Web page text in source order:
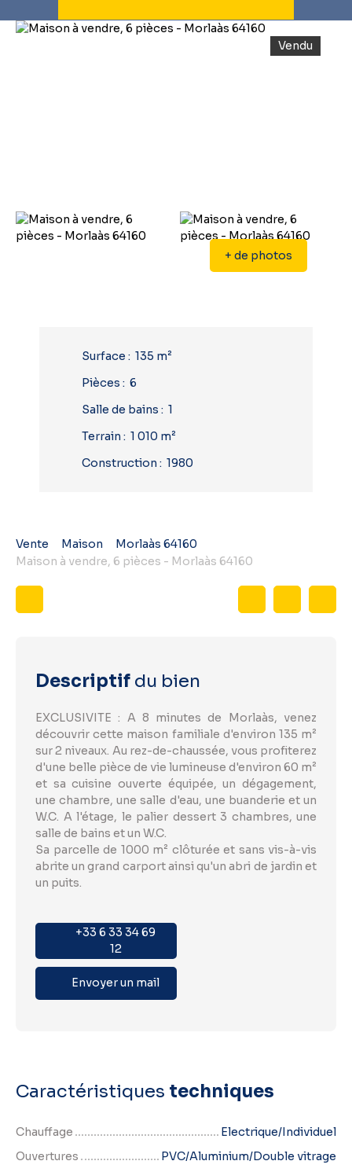
Vendu
+ de photos
Surface : 135 m²
Pièces : 6
Salle de bains : 1
Terrain : 1 010 m²
Construction : 1980
Vente Maison
Morlaàs 64160
Maison à vendre, 6 pièces - Morlaàs 64160
Descriptif du bien
EXCLUSIVITE : A 8 minutes de Morlaàs, venez
découvrir cette maison familiale d'environ 135 m²
sur 2 niveaux. Au rez-de-chaussée, vous profiterez
d'une belle pièce de vie lumineuse d'environ 60 m²
et sa cuisine ouverte équipée, un dégagement,
une chambre, une salle d'eau, une buanderie et un
W.C. A l'étage, le palier dessert 3 chambres, une
salle de bains et un W.C.
Sa parcelle de 1000 m² clôturée et sans vis-à-vis
abrite un grand carport ainsi qu'un abri de jardin et
un puits.
+33 6 33 34 69
12
Envoyer un mail
Caractéristiques techniques
Chauffage
Electrique/Individuel
Ouvertures
PVC/Aluminium/Double vitrage